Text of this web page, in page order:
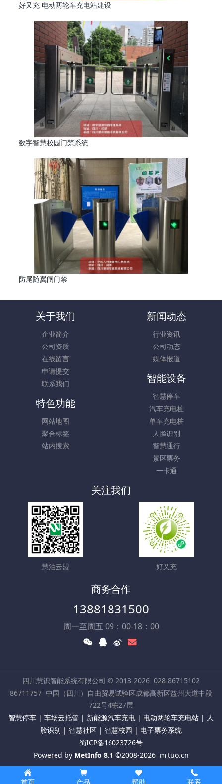
好又充 电动两轮车充电站建设
数字智慧校园门禁系统
防尾随翼闸门禁
关于我们
企业简介
公司资质
在线留言
申请提交
联系我们
新闻动态
行业资讯
公司动态
媒体报道
智能设备
智慧停车
汽车充电桩
单车充电桩
人脸识别
智慧通行
景区票务
一卡通
特色功能
网站地图
聚合标签
站内搜索
关注我们
慧泊云盟 好又充
商务合作
13881831500
周一至周五 09：00-18：00
四川慧识智能系统有限公司 © 2013-2026 028-86715102
86711757 中国（四川）自由贸易试验区成都高新区益州大道中段
722号4栋27层
智慧停车 | 车场云托管 | 新能源汽车充电 | 电动两轮车充电站 | 人
脸识别 | 智慧社区 | 智慧校园 | 电子票务系统
蜀ICP备16023726号
Powered by MetInfo 8.1 ©2008-2026 mituo.cn
首页 产品 帮助 联系